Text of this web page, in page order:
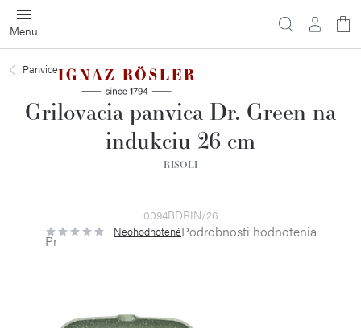
Prejsť
na
obsah
Panvice
Grilovacia panvica Dr. Green na
indukciu 26 cm
RISOLI
0094BDRIN/26
Priemerné
hodnotenie
NeohodnotenéPodrobnosti hodnotenia